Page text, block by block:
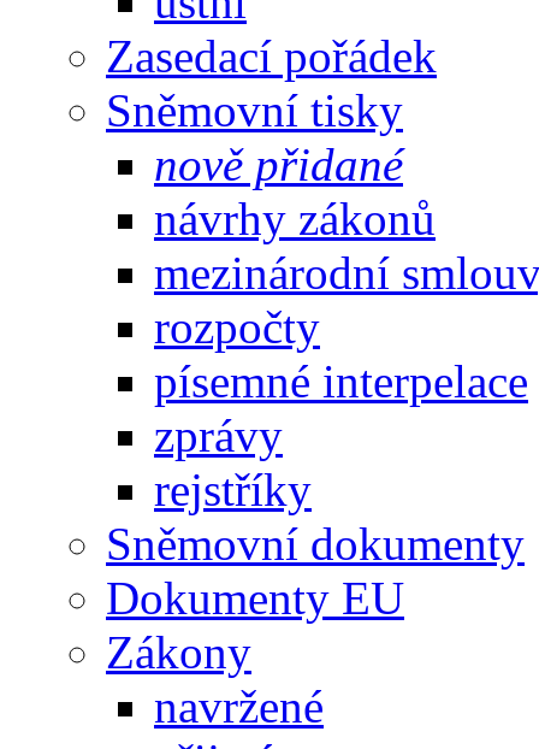
Zasedací pořádek
Sněmovní tisky
nově přidané
návrhy zákonů
mezinárodní
rozpočty
písemné interpelace
zprávy
rejstříky
Sněmovní dokumenty
Dokumenty EU
Zákony
navržené